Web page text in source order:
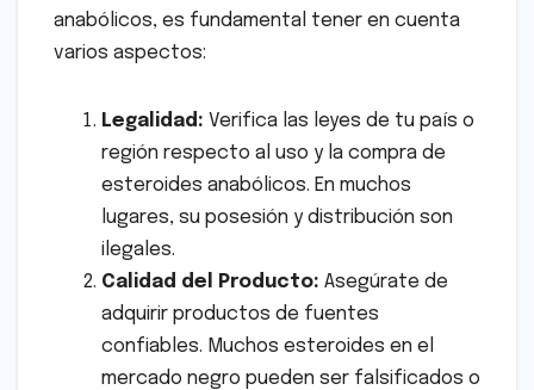
anabólicos, es fundamental tener en cuenta
varios aspectos:
Legalidad: Verifica las leyes de tu país o
región respecto al uso y la compra de
esteroides anabólicos. En muchos
lugares, su posesión y distribución son
ilegales.
Calidad del Producto: Asegúrate de
adquirir productos de fuentes
confiables. Muchos esteroides en el
mercado negro pueden ser falsificados o